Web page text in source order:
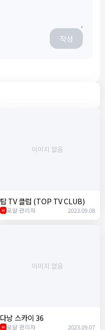
작성
이미지 없음
탑 TV 클럽 (TOP TV CLUB)
M 로얄 관리자 2023.09.08
이미지 없음
다낭 스카이 36
M 로얄 관리자 2023.09.07